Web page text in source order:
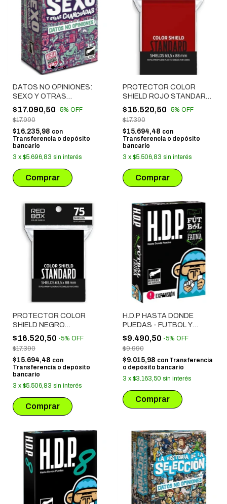
DATOS NO OPINIONES:
SEXO Y OTRAS
CHANCHADAS
$17.090,50 -5% OFF
$17.990
$16.235,98 con
Transferencia o depósito
bancario
3 x $5.696,83 sin interés
PROTECTOR COLOR
SHIELD ROJO STANDARD
(63.5X88 MM) 75
UNIDADES
$16.520,50 -5% OFF
$17.390
$15.694,48 con
Transferencia o depósito
bancario
3 x $5.506,83 sin interés
PROTECTOR COLOR
SHIELD NEGRO
STANDARD (63.5X88 MM)
75 UNIDADES
$16.520,50 -5% OFF
$17.390
$15.694,48 con
Transferencia o depósito
bancario
3 x $5.506,83 sin interés
H.D.P HASTA DONDE
PUEDAS - FUTBOL Y
TODA SU FAUNA
$9.490,50 -5% OFF
$9.990
$9.015,98 con Transferencia
o depósito bancario
3 x $3.163,50 sin interés